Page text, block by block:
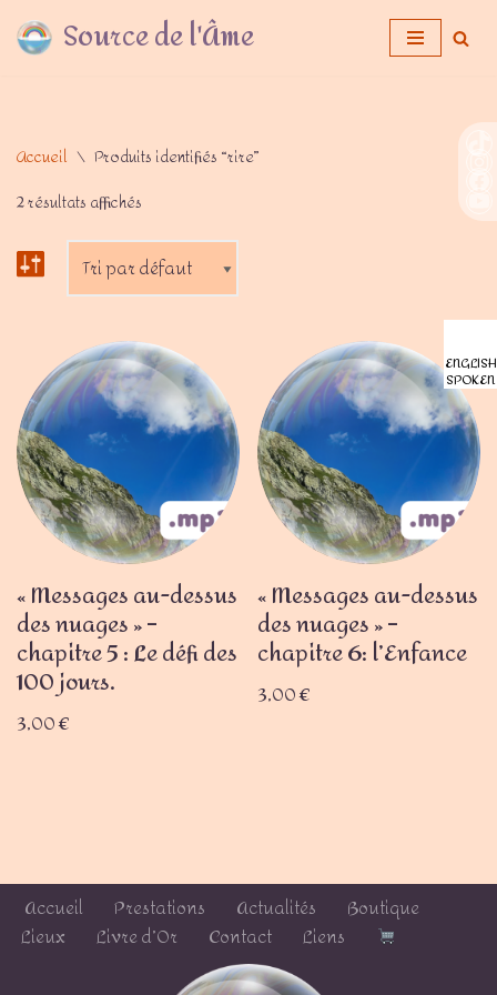
Aller Source de l'Âme
Accueil \ Produits identifiés “rire”
2 résultats affichés
« Messages au-dessus
des nuages » –
chapitre 5 : Le défi des
100 jours.
3,00€
« Messages au-dessus
des nuages » –
chapitre 6: l’Enfance
3,00€
Accueil Prestations Actualités
Boutique
Lieux
Livre d’Or Contact Liens
ENGLISH
SPOKEN